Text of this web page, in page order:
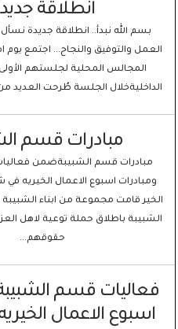
انطلاقة
بسم الله نبدأ.. انطلاقة جديدة نسأل
العمل والتوفيق والنجاح… اجتمع يوم
المجالس المحلية لجلستهم
الداخليةخلال الجلسة طُرحت العديد من
مبادرات قسم
مبادرات قسم الشبيبةضمن
ومبادرات اسبوع الاعمال الخيريه
الخير قامت مجموعة من ابناء
الشبيبة باطلاق حملة توعية لاهل
حقوقهم...
فعاليات قسم
اسبوع الاعمال